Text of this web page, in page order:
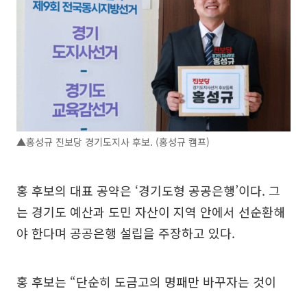
▲홍성규 진보당 경기도지사 후보. (홍성규 캠프)
홍 후보의 대표 공약은 ‘경기도형 공공은행’이다. 그
는 경기도 예산과 도민 자산이 지역 안에서 선순환해
야 한다며 공공은행 설립을 주장하고 있다.
홍 후보는 “단순히 도금고의 명패만 바꾸자는 것이